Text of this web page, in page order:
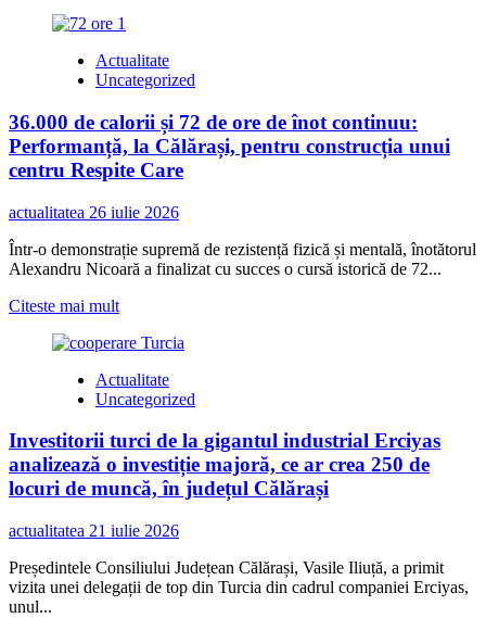
about
pe
podiumul
la
14-
th
WUKF
Karate
Championship!
Trei
medalii
sportivii
călărășeni
la
Cluj-
Napoca
Actualitate
Uncategorized
36.000 de calorii și 72 de ore de înot continuu:
Performanță, la Călărași, pentru construcția unui
centru Respite Care
actualitatea 26 iulie 2026
Într-o demonstrație supremă de rezistență fizică și mentală, înotătorul
Alexandru Nicoară a finalizat cu succes o cursă istorică de 72...
Citeste mai multRead
about
de
calorii
72
de
de
continuu:
Performanță,
la
Călărași,
Actualitate
Uncategorized
Investitorii turci de la gigantul industrial Erciyas
analizează o investiție majoră, ce ar crea 250 de
locuri de muncă, în județul Călărași
actualitatea 21 iulie 2026
Președintele Consiliului Județean Călărași, Vasile Iliuță, a primit
vizita unei delegații de top din Turcia din cadrul companiei Erciyas,
unul...